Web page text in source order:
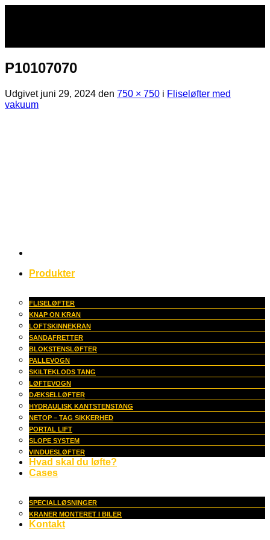
Produkter
FLISELØFTER
KNAP ON KRAN
LOFTSKINNEKRAN
SANDAFRETTER
BLOKSTENSLØFTER
PALLEVOGN
SKILTEKLODS TANG
LØFTEVOGN
DÆKSELLØFTER
HYDRAULISK KANTSTENSTANG
NETOP – TAG SIKKERHED
PORTAL LIFT
SLOPE SYSTEM
VINDUESLØFTER
Hvad skal du løfte?
Cases
SPECIALLØSNINGER
KRANER MONTERET I BILER
Kontakt
P10107070
Udgivet juni 29, 2024 den 750 × 750 i Fliseløfter med
vakuum